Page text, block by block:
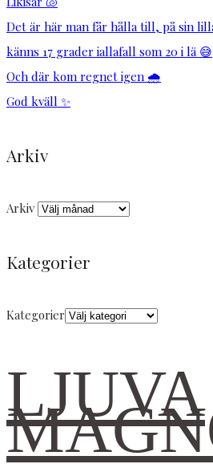
Det är här man får hålla till, på sin
känns 17 grader iallafall som 20 i lä 😅
Och där kom regnet igen 🌧️
God kväll ✨
Arkiv
Arkiv
Kategorier
Kategorier
LJUVA